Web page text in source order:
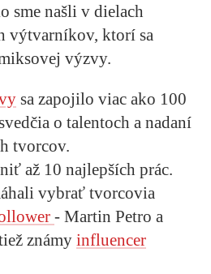
sme našli v dielach
výtvarníkov, ktorí sa
výzvy.
sa zapojilo viac ako 100
o talentoch a nadaní
tvorcov.
až 10 najlepších prác.
vybrať tvorcovia
- Martin Petro a
známy influencer